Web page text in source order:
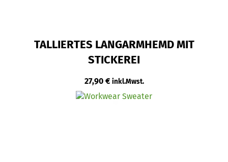
TALLIERTES LANGARMHEMD MIT
STICKEREI
27,90 € inkl.Mwst.